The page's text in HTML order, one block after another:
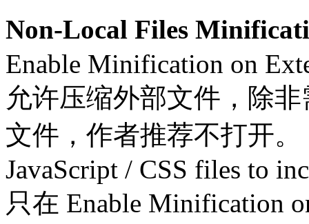
Non-Local Files
Enable Minification on
允许压缩外部文件，除
文件，作者推荐不打开。
JavaScript / CSS files to
只在 Enable Minification